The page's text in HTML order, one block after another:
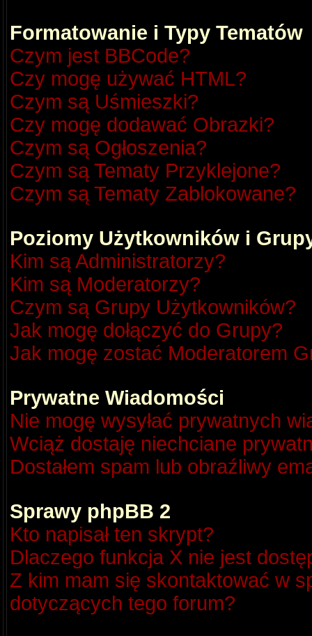
Formatowanie i Typy Tematów
Czym jest BBCode?
Czy mogę używać HTML?
Czym są Uśmieszki?
Czy mogę dodawać Obrazki?
Czym są Ogłoszenia?
Czym są Tematy Przyklejone?
Czym są Tematy Zablokowane?
Poziomy Użytkowników i
Kim są Administratorzy?
Kim są Moderatorzy?
Czym są Grupy Użytkowników?
Jak mogę dołączyć do Grupy?
Jak mogę zostać Moderatorem
Prywatne Wiadomości
Nie mogę wysyłać prywatnych
Wciąż dostaję niechciane
Dostałem spam lub obraźliwy
Sprawy phpBB 2
Kto napisał ten skrypt?
Dlaczego funkcja X nie jest
Z kim mam się skontaktować w
dotyczących tego forum?